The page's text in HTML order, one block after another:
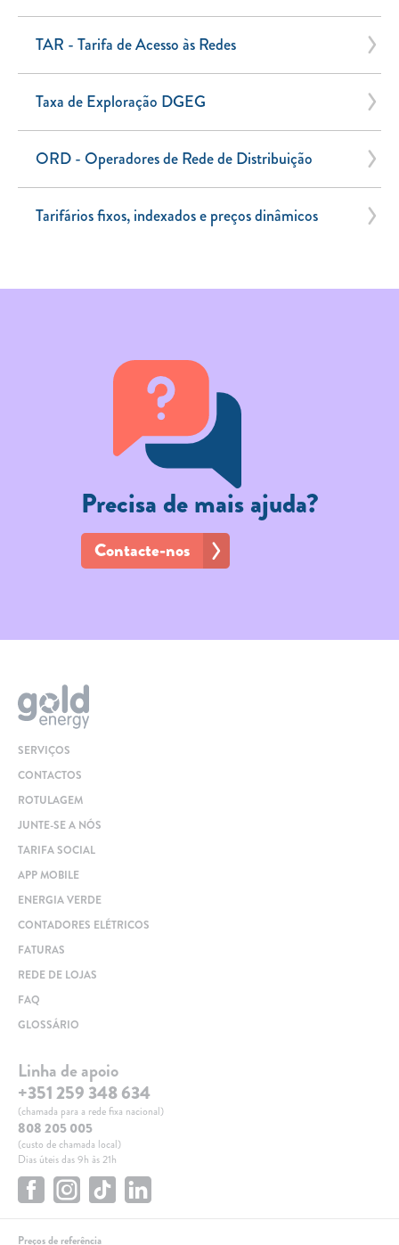
TAR - Tarifa de Acesso às Redes
Taxa de Exploração DGEG
ORD - Operadores de Rede de Distribuição
Tarifários fixos, indexados e preços dinâmicos
Precisa de mais ajuda?
Contacte-nos
SERVIÇOS
CONTACTOS
ROTULAGEM
JUNTE-SE A NÓS
TARIFA SOCIAL
APP MOBILE
ENERGIA VERDE
CONTADORES ELÉTRICOS
FATURAS
REDE DE LOJAS
FAQ
GLOSSÁRIO
Linha de apoio
+351 259 348 634
(chamada para a rede fixa nacional)
808 205 005
(custo de chamada local)
Dias úteis das 9h às 21h
Preços de referência